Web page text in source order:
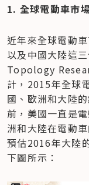
1. 全球電動車市
近年來全球電動
以及中國大陸這
Topology
計，2015年全球
國、歐洲和大陸
前，美國一直是
洲和大陸在電動
預估2016年大陸
下圖所示：